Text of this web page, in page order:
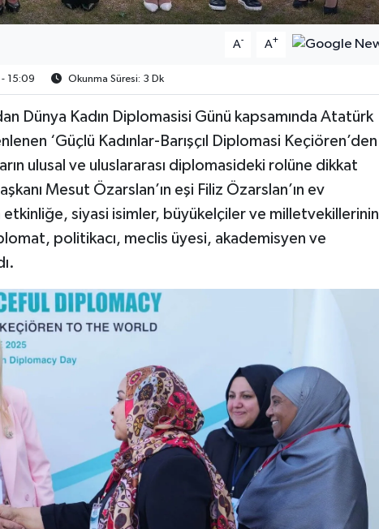
A- A+
15:09 Okunma Süresi: 3 Dk
Dünya Kadın Diplomasisi Günü kapsamında Atatürk
‘Güçlü Kadınlar-Barışçıl Diplomasi Keçiören’den
ulusal ve uluslararası diplomasideki rolüne dikkat
Mesut Özarslan’ın eşi Filiz Özarslan’ın ev
siyasi isimler, büyükelçiler ve milletvekillerinin
politikacı, meclis üyesi, akademisyen ve